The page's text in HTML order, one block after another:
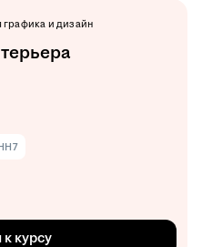
графика и дизайн
курсу